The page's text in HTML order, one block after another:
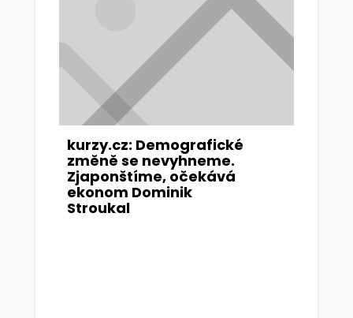
kurzy.cz: Demografické
změně se nevyhneme.
Zjaponštíme, očekává
ekonom Dominik
Stroukal